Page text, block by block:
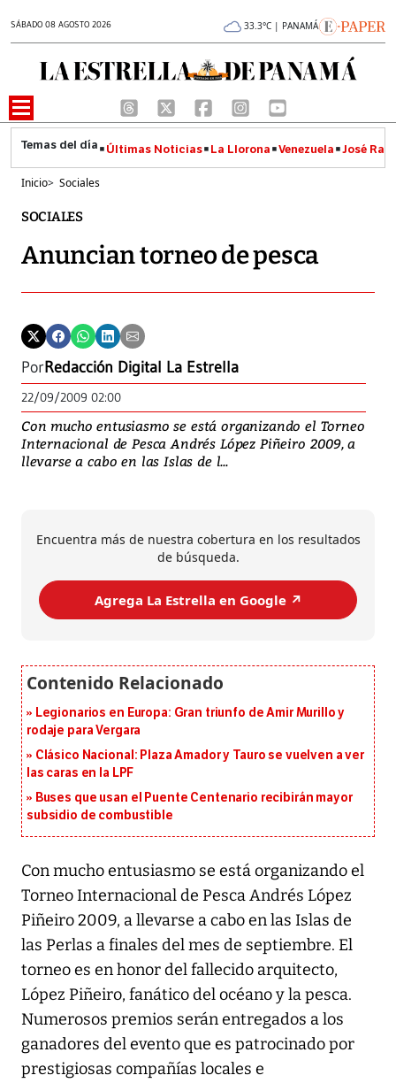
SÁBADO 08 AGOSTO 2026 33.3°C | PANAMÁ
Últimas Noticias La Llorona Venezuela José
Inicio> Sociales
SOCIALES
Anuncian torneo de pesca
PorRedacción Digital La Estrella
22/09/2009 02:00
Con mucho entusiasmo se está organizando el Torneo
Internacional de Pesca Andrés López Piñeiro 2009, a
llevarse a cabo en las Islas de l...
Encuentra más de nuestra cobertura en los resultados
de búsqueda.
Agrega La Estrella en Google ↗️
Legionarios en Europa: Gran triunfo de Amir Murillo y
rodaje para Vergara
Clásico Nacional: Plaza Amador y Tauro se vuelven a ver
las caras en la LPF
Buses que usan el Puente Centenario recibirán mayor
subsidio de combustible
Con mucho entusiasmo se está organizando el
Torneo Internacional de Pesca Andrés López
Piñeiro 2009, a llevarse a cabo en las Islas de
las Perlas a finales del mes de septiembre. El
torneo es en honor del fallecido arquitecto,
López Piñeiro, fanático del océano y la pesca.
Numerosos premios serán entregados a los
ganadores del evento que es patrocinado por
prestigiosas compañías locales e